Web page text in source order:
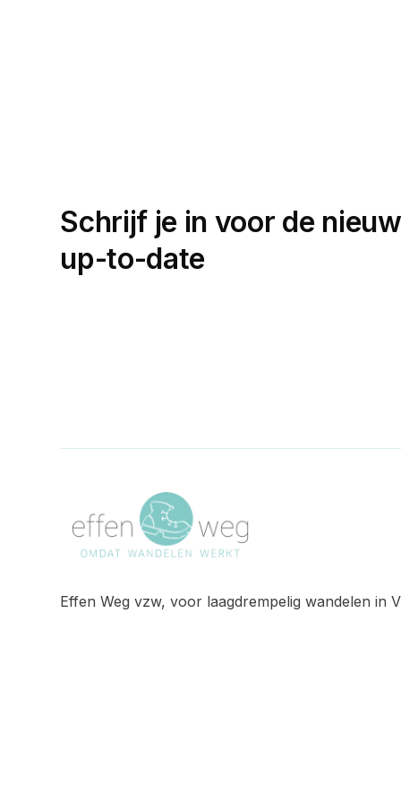
Schrijf je in voor de
up-to-date
Effen Weg vzw, voor laagdrempelig wandelen in